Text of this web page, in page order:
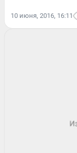
10 июня, 2016, 16:11